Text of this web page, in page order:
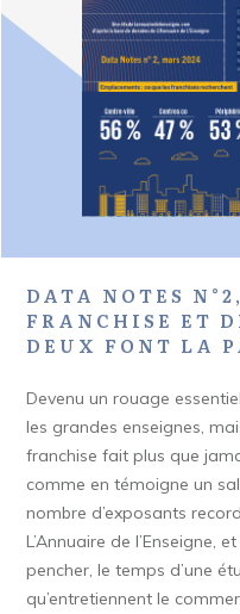
DATA NOTES
FRANCHISE ET
DEUX FONT LA
Devenu un rouage
les grandes enseignes,
franchise fait plus que
comme en témoigne un
nombre d’exposants
L’Annuaire de l’Enseigne,
pencher, le temps d’une
qu’entretiennent le